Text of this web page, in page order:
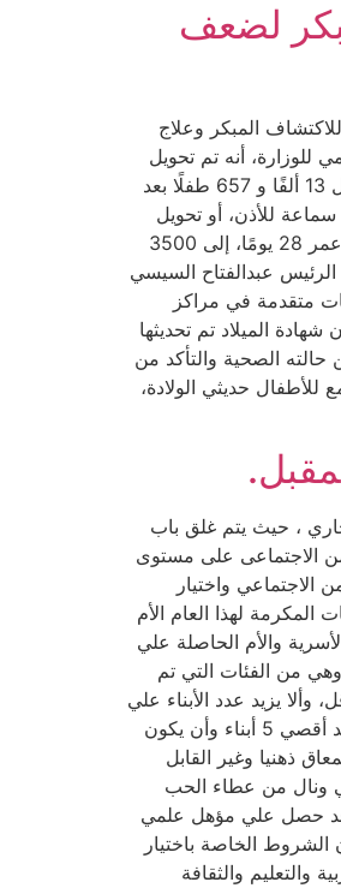
المبكر لضعف
السيسي، للاكتشاف المبكر وعلاج
عبدالغفار المتحدث الرسمي للوزارة، أنه تم تحويل
144 ألفًا و 364 طفلًا لإعادة الفحص مرة ثانية من خلال إجراء اختبار تأكيدي، وذلك بعد أسبوع من الفحص الأول في نفس الوحدة، مضيفاً أنه تم تحويل 13 ألفًا و 657 طفلًا بعد
أو تركيب سماعة للأذن، أو تحويل
الطفل لإجراء عملية زراعة القوقعة لمن تستدعي حالته. وأشار إلى زيادة عدد مراكز فحوصات الكشف السمعي للأطفال بدايةً من يوم الولادة وحتى عمر 28 يومًا، إلى 3500
لتوجيهات الرئيس عبدالفتاح السيسي
متقدمة في مراكز
الميلاد تم تحديثها
الصحية والتأكد من
حديثي الولادة،
بأن آخر موعد للتقدم لمسابقة الأم المثالية لعام 2022 الخميس المقبل الموافق 20 يناير الجاري ، حيث يتم غلق باب
وحتى 20 يناير الجاري بجميع مديريات التضامن الاجتماعى على مستوى
واختيار
لهذا العام الأم
والأم الحاصلة علي
من الفئات التي تم
الإلمام بالقراءة والكتابة علي الأقل، وألا يزيد عدد الأبناء علي
ثلاثة أبناء فقط واستثنى من هذا الشرط محافظات الحدود من شمال سيناء وجنوب سيناء والوادي الجديد ومرسي مطروح والبحر الأحمر وأسوان وبحد أقصي 5 أبناء وأن يكون
ذهنيا وغير القابل
ونال من عطاء الحب
قد حصل علي مؤهل علمي
تقل فترة عمل الأم بالمؤسسة عن 15 عاما. الجدير بالذكر أن الشروط الخاصة باختيار
والثقافة